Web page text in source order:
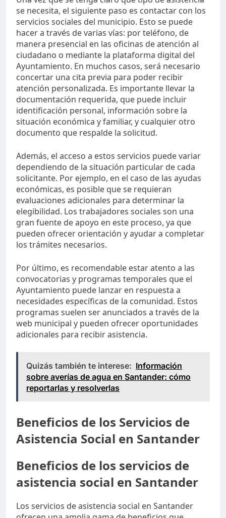
se necesita, el siguiente paso es contactar con los
servicios sociales del municipio. Esto se puede
hacer a través de varias vías: por teléfono, de
manera presencial en las oficinas de atención al
ciudadano o mediante la plataforma digital del
Ayuntamiento. En muchos casos, será necesario
concertar una cita previa para poder recibir
atención personalizada. Es importante llevar la
documentación requerida, que puede incluir
identificación personal, información sobre la
situación económica y familiar, y cualquier otro
documento que respalde la solicitud.
Además, el acceso a estos servicios puede variar
dependiendo de la situación particular de cada
solicitante. Por ejemplo, en el caso de las ayudas
económicas, es posible que se requieran
evaluaciones adicionales para determinar la
elegibilidad. Los trabajadores sociales son una
gran fuente de apoyo en este proceso, ya que
pueden ofrecer orientación y ayudar a completar
los trámites necesarios.
Por último, es recomendable estar atento a las
convocatorias y programas temporales que el
Ayuntamiento puede lanzar en respuesta a
necesidades específicas de la comunidad. Estos
programas suelen ser anunciados a través de la
web municipal y pueden ofrecer oportunidades
adicionales para recibir asistencia.
Quizás también te interese: Información
sobre averías de agua en Santander: cómo
reportarlas y resolverlas
Beneficios de los Servicios de
Asistencia Social en Santander
Beneficios de los servicios de
asistencia social en Santander
Los servicios de asistencia social en Santander